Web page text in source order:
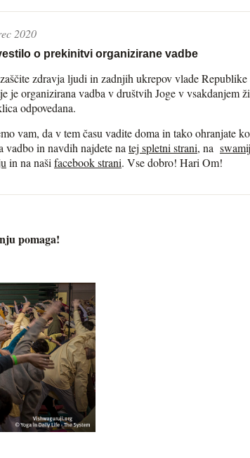
2020
o prekinitvi organizirane vadbe
zdravja ljudi in zadnjih ukrepov vlade
je organizirana vadba v društvih Joge v
odpovedana.
vam, da v tem času vadite doma in tako ohranjate
vadbo in navdih najdete na tej spletni strani, na
in na naši facebook strani. Vse dobro! Hari Om!
pomaga!